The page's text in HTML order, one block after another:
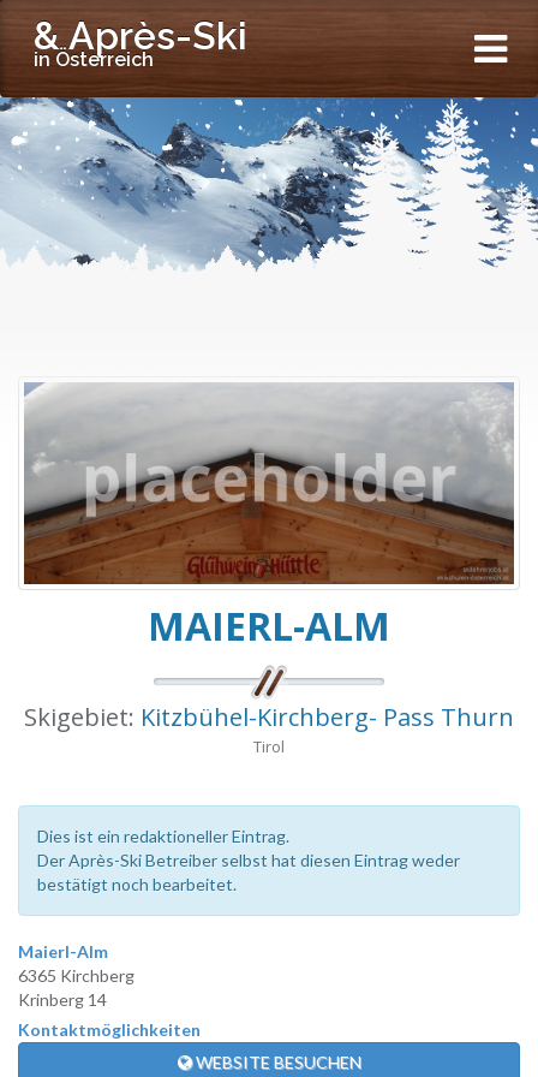
& Après-Ski
in Österreich
MAIERL-ALM
Skigebiet: Kitzbühel-Kirchberg- Pass Thurn
Tirol
Dies ist ein redaktioneller Eintrag.
Der Après-Ski Betreiber selbst hat diesen Eintrag weder
bestätigt noch bearbeitet.
Maierl-Alm
6365 Kirchberg
Krinberg 14
Kontaktmöglichkeiten
WEBSITE BESUCHEN